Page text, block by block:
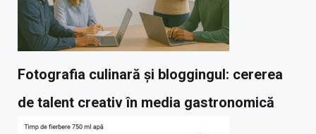
Fotografia culinară și bloggingul: cererea
de talent creativ în media gastronomică